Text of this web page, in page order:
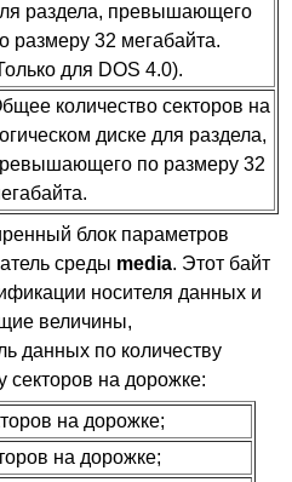
раздела, превышающего
размеру 32 мегабайта.
для DOS 4.0).
количество секторов на
диске для раздела,
по размеру 32
блок параметров
среды media. Этот байт
носителя данных и
величины,
данных по количеству
секторов на дорожке:
на дорожке;
на дорожке;